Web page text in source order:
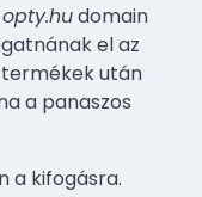
opty.hudomain
el az
termékek után
a panaszos
a kifogásra.